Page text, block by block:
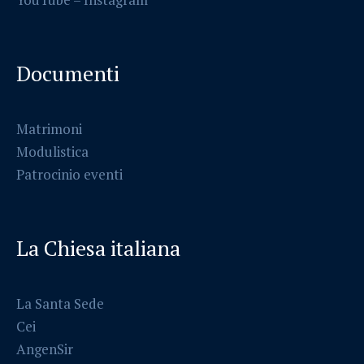
Documenti
Matrimoni
Modulistica
Patrocinio eventi
La Chiesa italiana
La Santa Sede
Cei
AngenSir